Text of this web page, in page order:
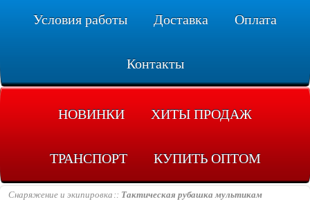
Условия работы Доставка Оплата
Контакты
НОВИНКИ ХИТЫ ПРОДАЖ
ТРАНСПОРТ КУПИТЬ ОПТОМ
Снаряжение и экипировка Тактическая рубашка мультикам